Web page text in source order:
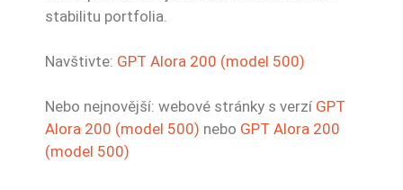
stabilitu portfolia.
Navštivte: GPT Alora 200 (model 500)
Nebo nejnovější: webové stránky s verzí GPT
Alora 200 (model 500) nebo GPT Alora 200
(model 500)